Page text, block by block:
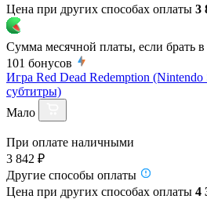
Цена при других способах оплаты 3
Сумма месячной платы, если брать в
101 бонусов
Игра Red Dead Redemption (Nintendo
субтитры)
Мало
При оплате наличными
3 842 ₽
Другие способы оплаты
Цена при других способах оплаты 4